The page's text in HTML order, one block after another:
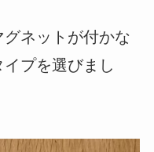
ネットが付かな
プを選びまし